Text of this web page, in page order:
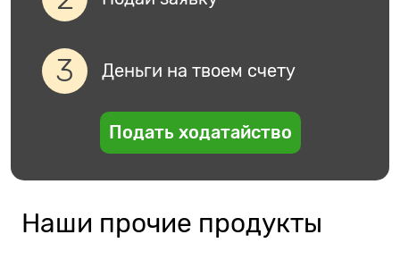
Деньги на твоем счету
Подать ходатайство
Наши прочие продукты